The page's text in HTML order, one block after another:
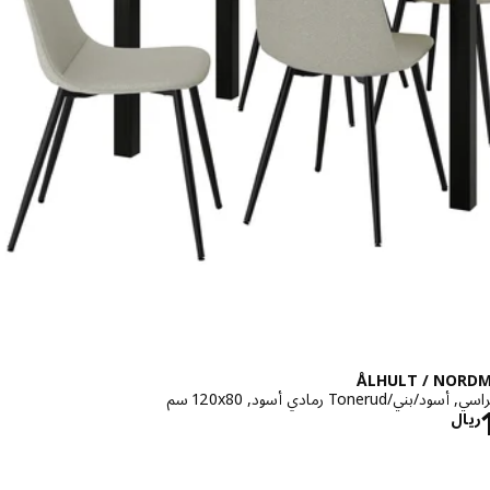
ÅLHULT /
ريال
الاسعار ريال 117.500